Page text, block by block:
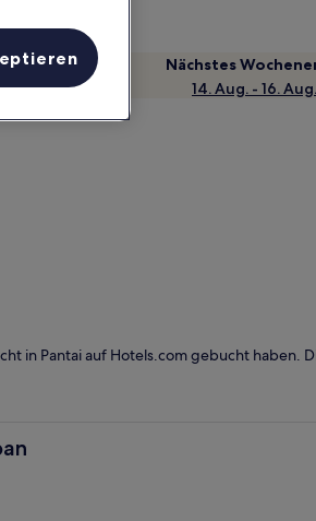
Nächstes
14. Aug. - 16. Aug.
in Pantai auf Hotels.com gebucht haben.